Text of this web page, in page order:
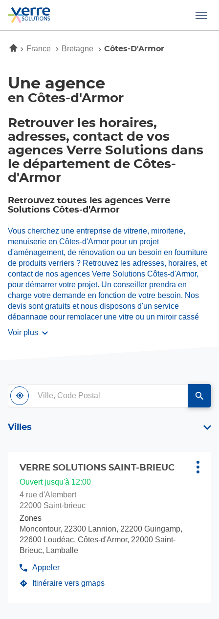
Menu
AccueilFrance Bretagne Côtes-D'Armor
Une agence
en Côtes-d'Armor
Retrouver les horaires,
adresses, contact de vos
agences Verre Solutions dans
le département de Côtes-
d'Armor
Retrouvez toutes les agences Verre
Solutions Côtes-d'Armor
Vous cherchez une entreprise de vitrerie, miroiterie,
menuiserie en Côtes-d'Armor pour un projet
d'aménagement, de rénovation ou un besoin en fourniture
de produits verriers ? Retrouvez les adresses, horaires, et
contact de nos agences Verre Solutions Côtes-d'Armor,
pour démarrer votre projet. Un conseiller prendra en
charge votre demande en fonction de votre besoin. Nos
devis sont gratuits et nous disposons d'un service
dépannage pour remplacer une vitre ou un miroir cassé
suite à un bris de glace. Contactez-nous dès maintenant.
Voir plus
À
proximité
,
trouver
point
Ville,
Code
Postal
un
point
vente
Villes
ENTRÉE
pour
obtenir
plus
amples
informations
Point
de
vente
:
VERRE SOLUTIONS SAINT-BRIEUC
Ouvert jusqu'à 12:00
4 rue d'Alembert
22000 Saint-brieuc
Zones
Moncontour, 22300 Lannion, 22200 Guingamp,
22600 Loudéac, Côtes-d'Armor, 22000 Saint-
Brieuc, Lamballe
Appeler
Afficher
le
numéro
Itinéraire vers gmaps
jusqu'au
Plus